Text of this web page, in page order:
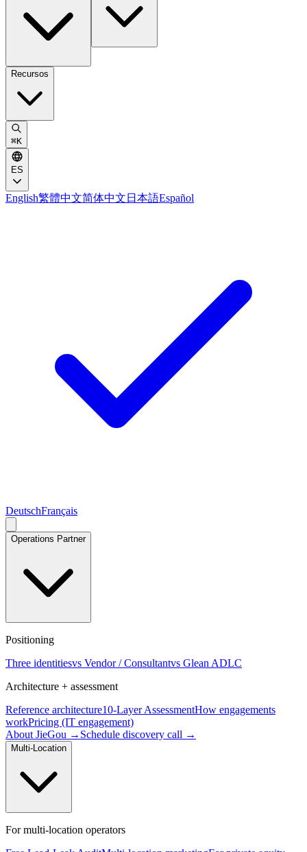
Recursos
⌘K
ES
English繁體中文简体中文 日本語Español
DeutschFrançais
Operations Partner
Positioning
Three identitiesvs Vendor / Consultantvs Glean ADLC
Architecture + assessment
Reference architecture10-Layer AssessmentHow engagements
workPricing (IT engagement)
About JieGou → Schedule discovery call →
Multi-Location
For multi-location operators